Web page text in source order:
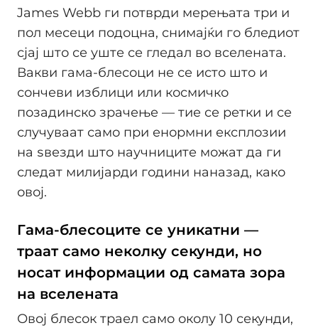
James Webb ги потврди мерењата три и
пол месеци подоцна, снимајќи го бледиот
сјај што се уште се гледал во вселената.
Вакви гама-блесоци не се исто што и
сончеви изблици или космичко
позадинско зрачење — тие се ретки и се
случуваат само при енормни експлозии
на ѕвезди што научниците можат да ги
следат милијарди години наназад, како
овој.
Гама-блесоците се уникатни —
траат само неколку секунди, но
носат информации од самата зора
на вселената
Овој блесок траел само околу 10 секунди,